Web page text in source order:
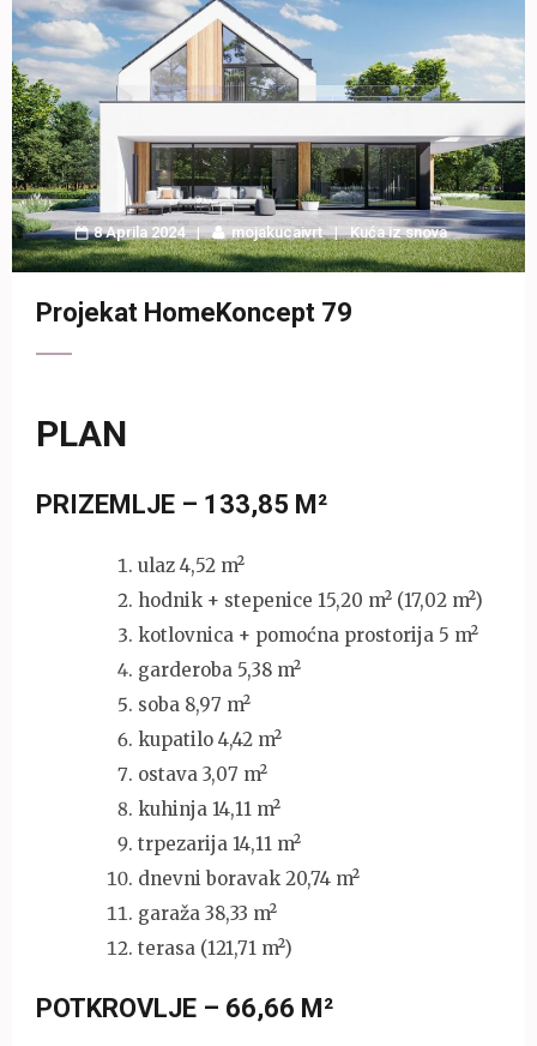
8 Aprila 2024 mojakucaivrt Kuća iz snova
Projekat HomeKoncept 79
PLAN
PRIZEMLJE – 133,85 M²
ulaz 4,52 m²
hodnik + stepenice 15,20 m² (17,02 m²)
kotlovnica + pomoćna prostorija 5 m²
garderoba 5,38 m²
soba 8,97 m²
kupatilo 4,42 m²
ostava 3,07 m²
kuhinja 14,11 m²
trpezarija 14,11 m²
dnevni boravak 20,74 m²
garaža 38,33 m²
terasa (121,71 m²)
POTKROVLJE – 66,66 M²